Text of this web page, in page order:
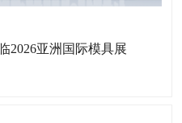
2026亚洲国际模具展